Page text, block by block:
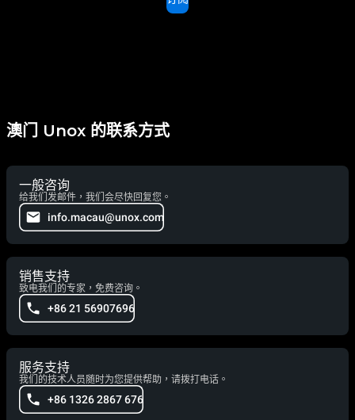
澳门 Unox 的联系方式
一般咨询
给我们发邮件，我们会尽快回复您。
info.macau@unox.com
销售支持
致电我们的专家，免费咨询。
+86 21 56907696
服务支持
我们的技术人员随时为您提供帮助，请拨打电话。
+86 1326 2867 676